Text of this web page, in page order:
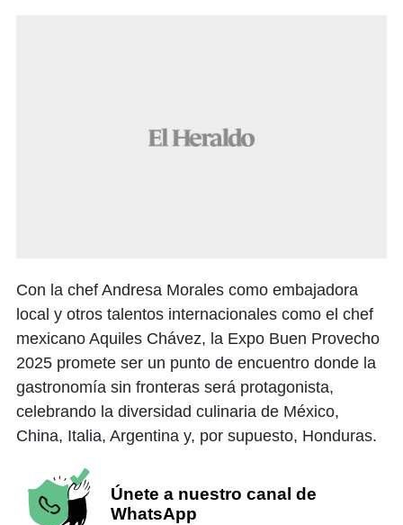
Con la chef Andresa Morales como embajadora
local y otros talentos internacionales como el chef
mexicano Aquiles Chávez, la Expo Buen Provecho
2025 promete ser un punto de encuentro donde la
gastronomía sin fronteras será protagonista,
celebrando la diversidad culinaria de México,
China, Italia, Argentina y, por supuesto, Honduras.
Únete a nuestro canal de
WhatsApp